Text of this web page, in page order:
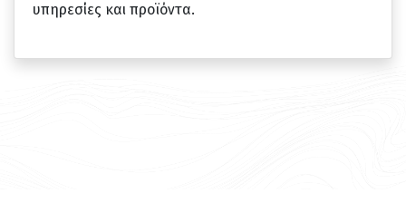
υπηρεσίες και προϊόντα.